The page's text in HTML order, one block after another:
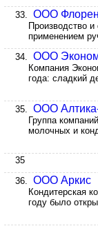
33. ООО
Производство
применением
34. ООО
Компания
года: сладкий
35. ООО
Группа
молочных и
35
36. ООО Аркис
Кондитерская
году было